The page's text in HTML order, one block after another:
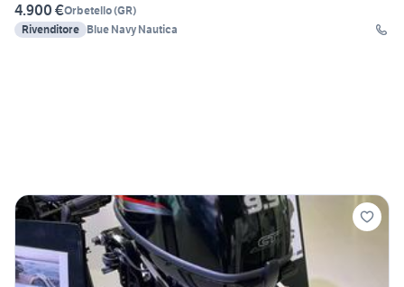
4.900 €Orbetello(GR)
Rivenditore Blue Navy Nautica